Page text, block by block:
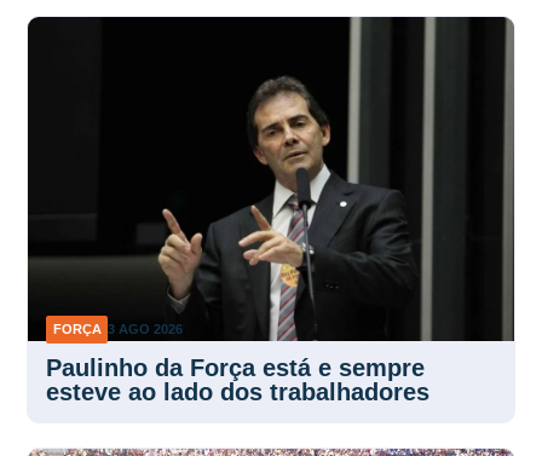
3 AGO 2026
Paulinho da Força está e sempre
esteve ao lado dos trabalhadores